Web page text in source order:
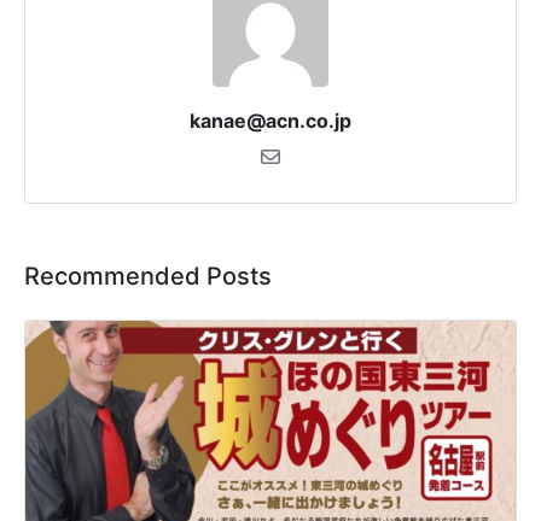
kanae@acn.co.jp
Recommended Posts